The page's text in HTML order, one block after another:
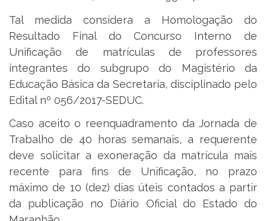
Tal medida considera a Homologação do
Resultado Final do Concurso Interno de
Unificação de matrículas de professores
integrantes do subgrupo do Magistério da
Educação Básica da Secretaria, disciplinado pelo
Edital nº 056/2017-SEDUC.
Caso aceito o reenquadramento da Jornada de
Trabalho de 40 horas semanais, a requerente
deve solicitar a exoneração da matrícula mais
recente para fins de Unificação, no prazo
máximo de 10 (dez) dias úteis contados a partir
da publicação no Diário Oficial do Estado do